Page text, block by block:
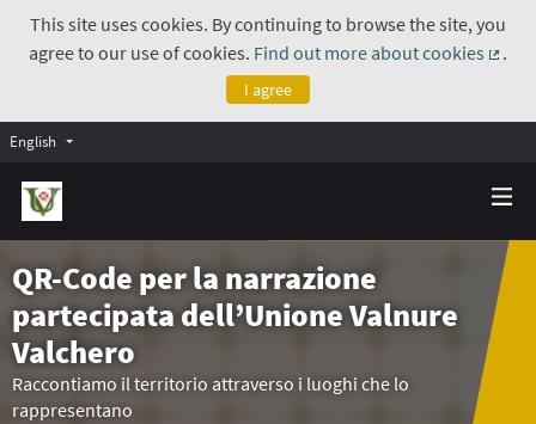
This site uses cookies. By continuing to browse the site, you
agree to our use of cookies. Find out more about cookies
.
I agree
English
QR-Code per la narrazione
partecipata dell’Unione Valnure
Valchero
Raccontiamo il territorio attraverso i luoghi che lo
rappresentano